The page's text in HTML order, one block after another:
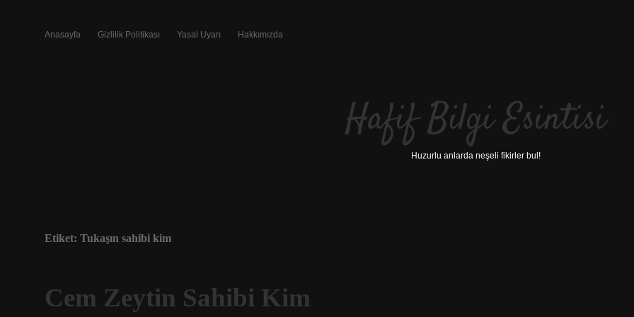
Anasayfa Gizlilik Politikası Yasal Uyarı Hakkımızda
Hafif Bilgi Esintisi
Huzurlu anlarda neşeli fikirler bul!
Etiket: Tukaşın sahibi kim
Cem Zeytin Sahibi Kim